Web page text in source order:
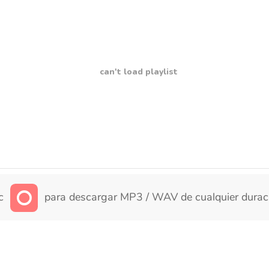
can't load playlist
para descargar MP3 / WAV de cualquier